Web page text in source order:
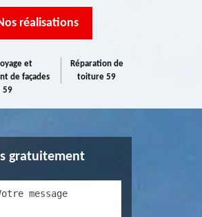
réalisations
et
de façades
59
Réparation de
toiture 59
gratuitement